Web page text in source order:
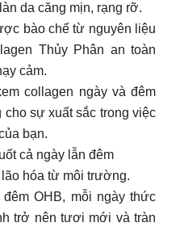
da căng mịn, rạng rỡ.
bào chế từ nguyên liệu
Thủy Phân an toàn
cảm.
collagen ngày và đêm
sự xuất sắc trong việc
bạn.
cả ngày lẫn đêm
hóa từ môi trường.
OHB, mỗi ngày thức
trở nên tươi mới và tràn